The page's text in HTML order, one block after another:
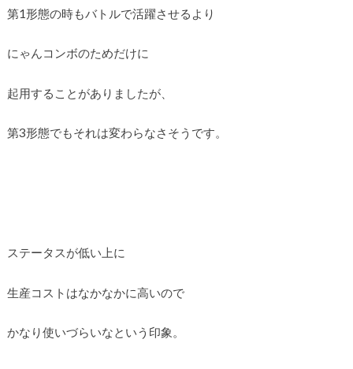
第1形態の時もバトルで活躍させるより
にゃんコンボのためだけに
起用することがありましたが、
第3形態でもそれは変わらなさそうです。
ステータスが低い上に
生産コストはなかなかに高いので
かなり使いづらいなという印象。